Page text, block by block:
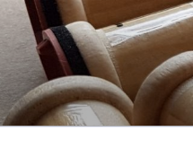
Zum
Inhalt
springen